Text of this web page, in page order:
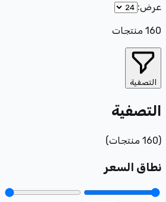
عرض:
160 منتجات
التصفية
التصفية
(
160 منتجات)
نطاق السعر